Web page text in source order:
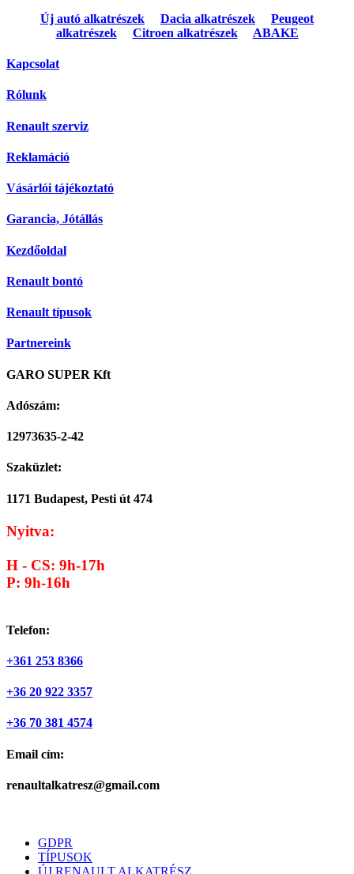
Új autó alkatrészek Dacia alkatrészek
Peugeot
alkatrészek
Citroen alkatrészek ABAKE
Kapcsolat
Rólunk
Renault szerviz
Reklamáció
Vásárlói tájékoztató
Garancia, Jótállás
Kezdőoldal
Renault bontó
Renault típusok
Partnereink
GARO SUPER Kft
Adószám:
12973635-2-42
Szaküzlet:
1171 Budapest, Pesti út 474
Nyitva:
H - CS: 9h-17h
P: 9h-16h
Telefon:
+361 253 8366
+36 20 922 3357
+36 70 381 4574
Email cím:
renaultalkatresz@gmail.com
GDPR
TÍPUSOK